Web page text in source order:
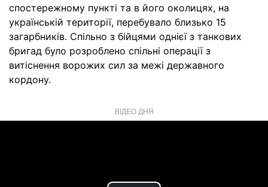
спостережному пункті та в його околицях, на
українській території, перебувало близько 15
загарбників. Спільно з бійцями однієї з танкових
бригад було розроблено спільні операції з
витіснення ворожих сил за межі державного
кордону.
ВІДЕО ДНЯ